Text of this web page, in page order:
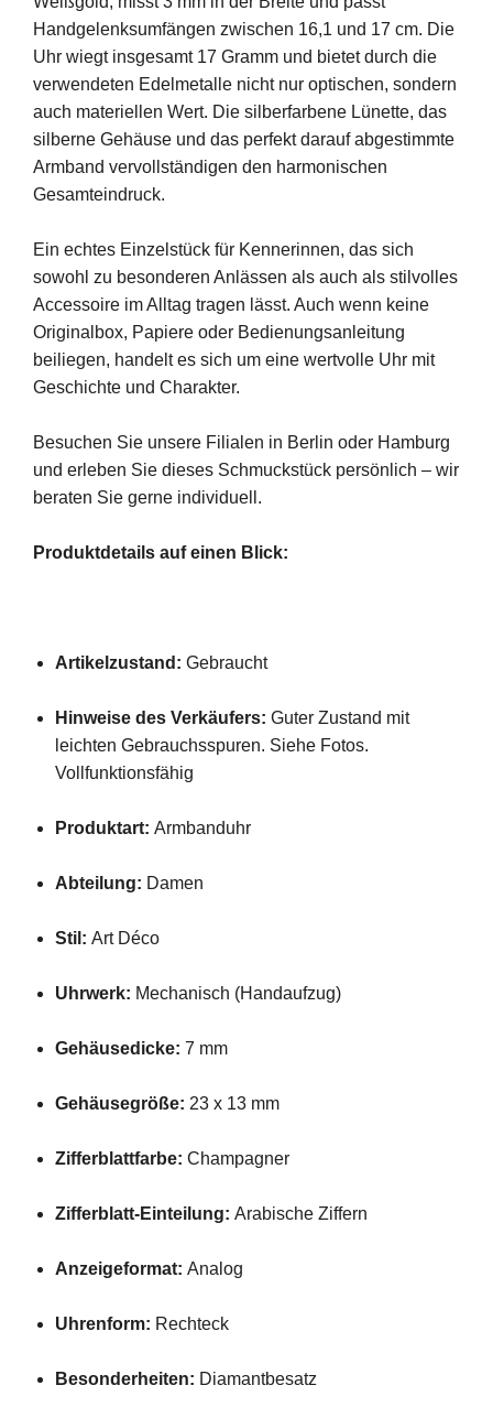
Handgelenksumfängen zwischen 16,1 und 17 cm. Die
Uhr wiegt insgesamt 17 Gramm und bietet durch die
verwendeten Edelmetalle nicht nur optischen, sondern
auch materiellen Wert. Die silberfarbene Lünette, das
silberne Gehäuse und das perfekt darauf abgestimmte
Armband vervollständigen den harmonischen
Gesamteindruck.
Ein echtes Einzelstück für Kennerinnen, das sich
sowohl zu besonderen Anlässen als auch als stilvolles
Accessoire im Alltag tragen lässt. Auch wenn keine
Originalbox, Papiere oder Bedienungsanleitung
beiliegen, handelt es sich um eine wertvolle Uhr mit
Geschichte und Charakter.
Besuchen Sie unsere Filialen in Berlin oder Hamburg
und erleben Sie dieses Schmuckstück persönlich – wir
beraten Sie gerne individuell.
Produktdetails auf einen Blick:
Artikelzustand: Gebraucht
Hinweise des Verkäufers: Guter Zustand mit
leichten Gebrauchsspuren. Siehe Fotos.
Vollfunktionsfähig
Produktart: Armbanduhr
Abteilung: Damen
Stil: Art Déco
Uhrwerk: Mechanisch (Handaufzug)
Gehäusedicke: 7 mm
Gehäusegröße: 23 x 13 mm
Zifferblattfarbe: Champagner
Zifferblatt-Einteilung: Arabische Ziffern
Anzeigeformat: Analog
Uhrenform: Rechteck
Besonderheiten: Diamantbesatz